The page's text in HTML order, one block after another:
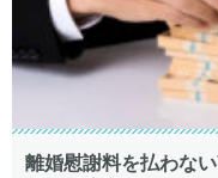
離婚慰謝料を払わな